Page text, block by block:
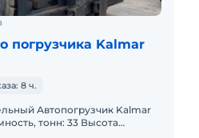
погрузчика Kalmar
8 ч.
тонн: 33 Высота